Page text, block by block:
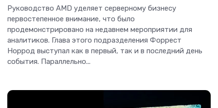
Руководство AMD уделяет серверному бизнесу
первостепенное внимание, что было
продемонстрировано на недавнем мероприятии для
аналитиков. Глава этого подразделения Форрест
Норрод выступал как в первый, так и в последний день
события. Параллельно...